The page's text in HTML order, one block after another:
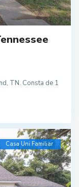
TN. Consta de 1
Casa Uni Familiar